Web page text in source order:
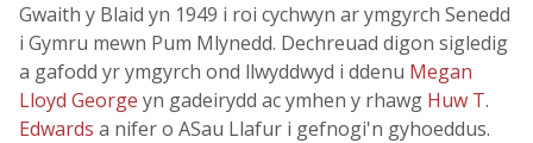
Gwaith y Blaid yn 1949 i roi cychwyn ar ymgyrch Senedd
i Gymru mewn Pum Mlynedd. Dechreuad digon sigledig
a gafodd yr ymgyrch ond llwyddwyd i ddenu Megan
Lloyd George yn gadeirydd ac ymhen y rhawg Huw T.
Edwards a nifer o ASau Llafur i gefnogi'n gyhoeddus.